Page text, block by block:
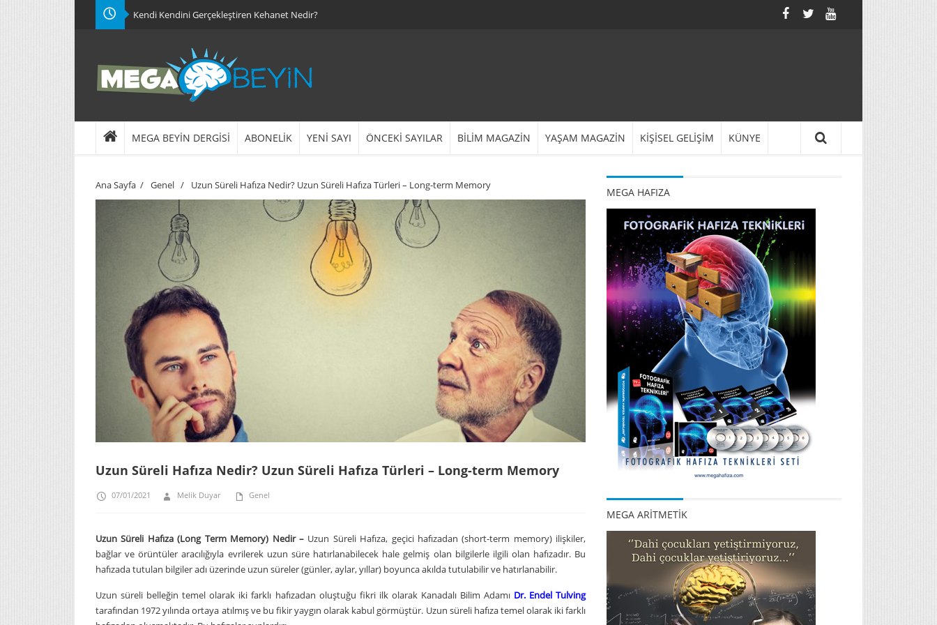
Kendi Kendini Gerçekleştiren Kehanet Nedir?
MEGA BEYİN DERGİSİ ABONELİK YENİ SAYI ÖNCEKİ SAYILAR BİLİM MAGAZİN YAŞAM MAGAZİN KİŞİSEL GELİŞİM KÜNYE
Ana Sayfa / Genel / Uzun Süreli Hafıza Nedir? Uzun Süreli Hafıza Türleri – Long-term Memory
Uzun Süreli Hafıza Nedir? Uzun Süreli Hafıza Türleri – Long-term Memory
07/01/2021 Melik Duyar Genel
Uzun Süreli Hafıza (Long Term Memory) Nedir –Uzun Süreli Hafıza, geçici hafızadan (short-term memory) ilişkiler,
bağlar ve örüntüler aracılığıyla evrilerek uzun süre hatırlanabilecek hale gelmiş olan bilgilerle ilgili olan hafızadır. Bu
hafızada tutulan bilgiler adı üzerinde uzun süreler (günler, aylar, yıllar) boyunca akılda tutulabilir ve hatırlanabilir.
Uzun süreli belleğin temel olarak iki farklı hafızadan oluştuğu fikri ilk olarak Kanadalı Bilim Adamı Dr. Endel Tulving
tarafından 1972 yılında ortaya atılmış ve bu fikir yaygın olarak kabul görmüştür. Uzun süreli hafıza temel olarak iki farklı
MEGA HAFIZA
MEGA ARİTMETİK